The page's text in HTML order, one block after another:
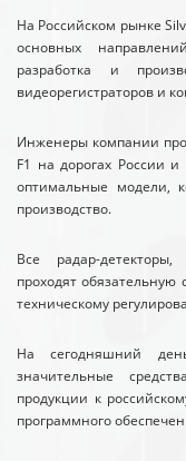
На Российском рынке
основных
разработка и
видеорегистраторов и
Инженеры компании
F1 на дорогах России
оптимальные модели,
производство.
Все радар-детекторы,
проходят
техническому
На сегодняшний
значительные
продукции к
программного